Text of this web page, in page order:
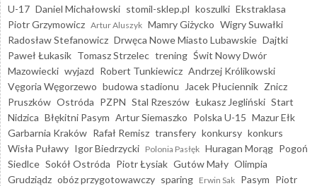
U-17 Daniel Michałowski stomil-sklep.pl koszulki Ekstraklasa
Piotr Grzymowicz Artur Aluszyk Mamry Giżycko Wigry Suwałki
Radosław Stefanowicz Drwęca Nowe Miasto Lubawskie Dajtki
Paweł Łukasik Tomasz Strzelec trening Świt Nowy Dwór
Mazowiecki wyjazd Robert Tunkiewicz Andrzej Królikowski
Vęgoria Węgorzewo budowa stadionu Jacek Płuciennik Znicz
Pruszków Ostróda PZPN Stal Rzeszów Łukasz Jegliński Start
Nidzica Błękitni Pasym Artur Siemaszko Polska U-15 Mazur Ełk
Garbarnia Kraków Rafał Remisz transfery konkursy konkurs
Wisła Puławy Igor Biedrzycki Polonia Pasłęk Huragan Morąg Pogoń
Siedlce Sokół Ostróda Piotr Łysiak Gutów Mały Olimpia
Grudziądz obóz przygotowawczy sparing Erwin Sak Pasym Piotr